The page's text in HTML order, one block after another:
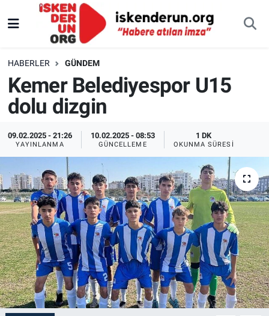
HABERLER GÜNDEM
Kemer Belediyespor U15
dolu dizgin
09.02.2025 - 21:26
YAYINLANMA
10.02.2025 - 08:53
GÜNCELLEME
1 DK
OKUNMA SÜRESI